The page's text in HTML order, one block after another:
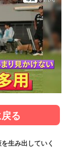
る
生み出していく